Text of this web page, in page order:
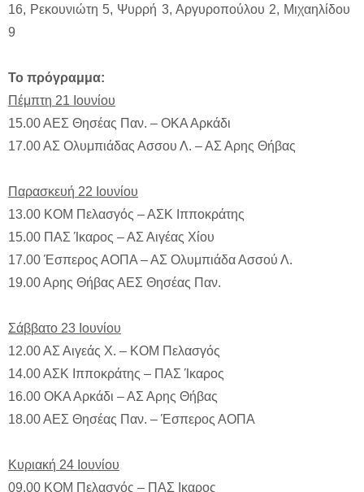
16, Ρεκουνιώτη 5, Ψυρρή 3, Αργυροπούλου 2, Μιχαηλίδου
9
Το πρόγραμμα:
Πέμπτη 21 Ιουνίου
15.00 ΑΕΣ Θησέας Παν. – ΟΚΑ Αρκάδι
17.00 ΑΣ Ολυμπιάδας Ασσου Λ. – ΑΣ Αρης Θήβας
Παρασκευή 22 Ιουνίου
13.00 ΚΟΜ Πελασγός – ΑΣΚ Ιπποκράτης
15.00 ΠΑΣ Ίκαρος – ΑΣ Αιγέας Χίου
17.00 Έσπερος ΑΟΠΑ – ΑΣ Ολυμπιάδα Ασσού Λ.
19.00 Αρης Θήβας ΑΕΣ Θησέας Παν.
Σάββατο 23 Ιουνίου
12.00 ΑΣ Αιγεάς Χ. – ΚΟΜ Πελασγός
14.00 ΑΣΚ Ιπποκράτης – ΠΑΣ Ίκαρος
16.00 ΟΚΑ Αρκάδι – ΑΣ Αρης Θήβας
18.00 ΑΕΣ Θησέας Παν. – Έσπερος ΑΟΠΑ
Κυριακή 24 Ιουνίου
09.00 ΚΟΜ Πελασγός – ΠΑΣ Ικαρος